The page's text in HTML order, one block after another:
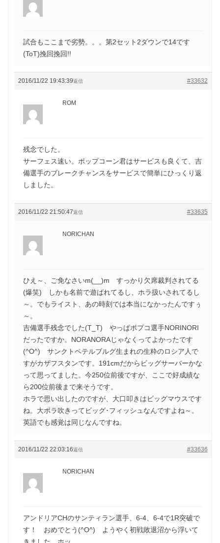
試合もここまで劣勢。。。第2セット2ダウンで14です
(ToT)挽回挽回!!
2016/11/22 19:43:39 #33632
返信
ROM
残念でした。
サーフェス速い。ポップコーン君はサービスも良くて、吉
備選手のブレークチャンスをサービスで簡単にひっくり返
しました。
2016/11/22 21:50:47 #33635
返信
NORICHAN
ひえ～、ご免なさいm(__)m すっかり欠席裁判されてる
(爆笑) しかも名前で遊ばれてるし、ホラ扱いされてるし
～。でもライスト、あの時刻では本当になかったんですぅ
～。
吉備選手残念でした(T_T) やっぱポプコ選手NORINORI
だったですか。NORANORAじゃなくってよかったです
(^O^) サンクトペテルブルグ生まれの生粋のロシア人で
すがカザフスタンです。191cmだからビッグサーバーかな
って思ってました。今250位前後ですが、ここで好成績な
ら200位前後まで来そうです。
ホラで思い出したのですが、大口叩きはビッグマウスです
ね。大ボラ吹きってビッグ･フィッシュなんですよね～。
英語でも感覚は同じなんですね。
2016/11/22 22:03:16 #33636
返信
NORICHAN
アンドリアCHのサンティラン選手、6-4、6-4で1R突破で
す！ おめでとう(^O^) ようやく初戦敗退沼から浮いて